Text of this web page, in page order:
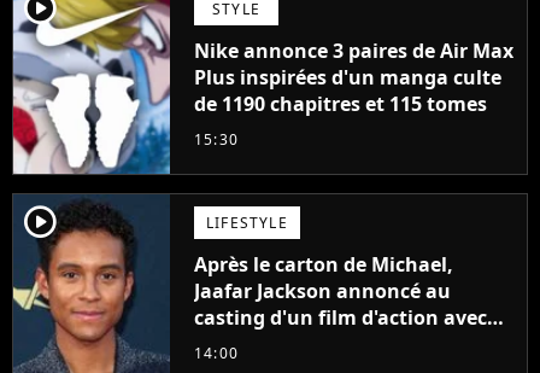
STYLE
Nike annonce 3 paires de Air Max
Plus inspirées d'un manga culte
de 1190 chapitres et 115 tomes
15:30
player2 LIFESTYLE
Après le carton de Michael,
Jaafar Jackson annoncé au
casting d'un film d'action avec
Will Smith
14:00